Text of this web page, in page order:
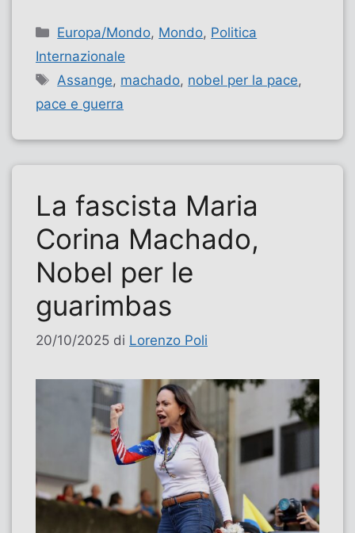
Categorie
Europa/Mondo, Mondo, Politica
Internazionale
Tag
Assange, machado, nobel per la pace,
pace e guerra
La fascista Maria
Corina Machado,
Nobel per le
guarimbas
20/10/2025 di Lorenzo Poli